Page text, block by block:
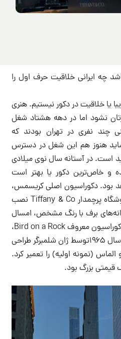
چه ایرانی خلاقیت حرف اول را
یا خلاقیت در دکور نیستیم. هنری
نشود اما در دهه هشتاد شغل
چند نفری در تهران بودند که
شاید هنوز هم این شغل در دسترس
است. در آستانه سال نوی میلادی
و خاص‌ترین دکور یا بهتر است
بود. دکوراسیون اصلی کریسمس،
علاوه بر تزئینی که در نمای فروشگاه پرچمدار Tiffany & Co نصب
برف با رنگ مشخص، امسال
پرنده‌ای غول‌پیکر، معروف به دکوراسیون معروف Bird on a Rock،
در پشت بام ساخته شد که در سال ۱۹۶۵توسط ژان شلمبرگر طراحی
(نمونه اولیه) را تعمیر کرد.
قیمتی بزرگ بود.